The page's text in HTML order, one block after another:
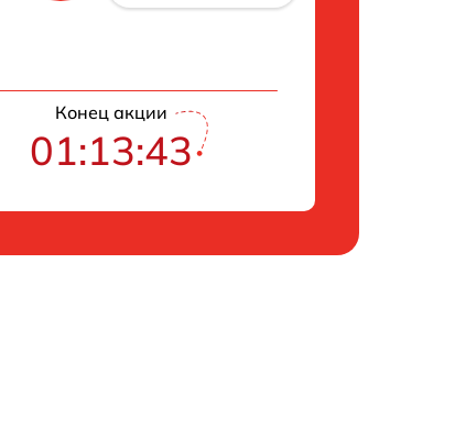
Конец акции
01:13:43